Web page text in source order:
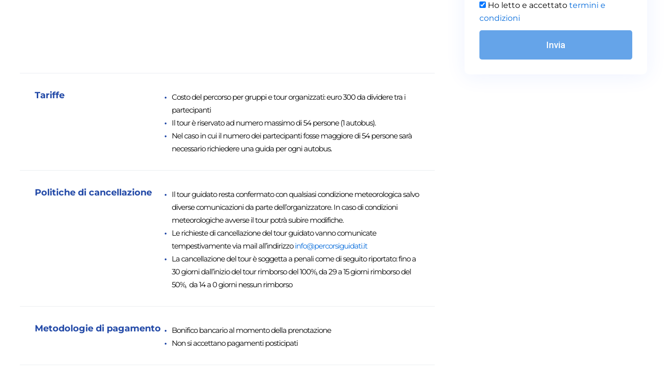
Tariffe
Costo del percorso per gruppi e tour organizzati: euro 300 da dividere tra i
partecipanti
Il tour è riservato ad numero massimo di 54 persone (1 autobus).
Nel caso in cui il numero dei partecipanti fosse maggiore di 54 persone sarà
necessario richiedere una guida per ogni autobus.
Politiche di cancellazione
Il tour guidato resta confermato con qualsiasi condizione meteorologica salvo
diverse comunicazioni da parte dell’organizzatore. In caso di condizioni
meteorologiche avverse il tour potrà subire modifiche.
Le richieste di cancellazione del tour guidato vanno comunicate
tempestivamente via mail all’indirizzoinfo@percorsiguidati.it
La cancellazione del tour è soggetta a penali come di seguito riportato: fino a
30 giorni dall’inizio del tour rimborso del 100%, da 29 a 15 giorni rimborso del
50%, da 14 a 0 giorni nessun rimborso
Metodologie di pagamento
Bonifico bancario al momento della prenotazione
Non si accettano pagamenti posticipati
Ho letto e accettato termini e
condizioni
Invia